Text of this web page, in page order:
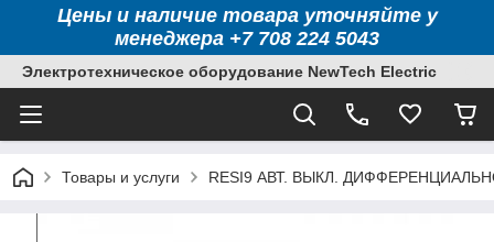
Цены и наличие товара уточняйте у
менеджера +7 708 224 5043
Электротехническое оборудование NewTech Electric
Товары и услуги RESI9 АВТ. ВЫКЛ.